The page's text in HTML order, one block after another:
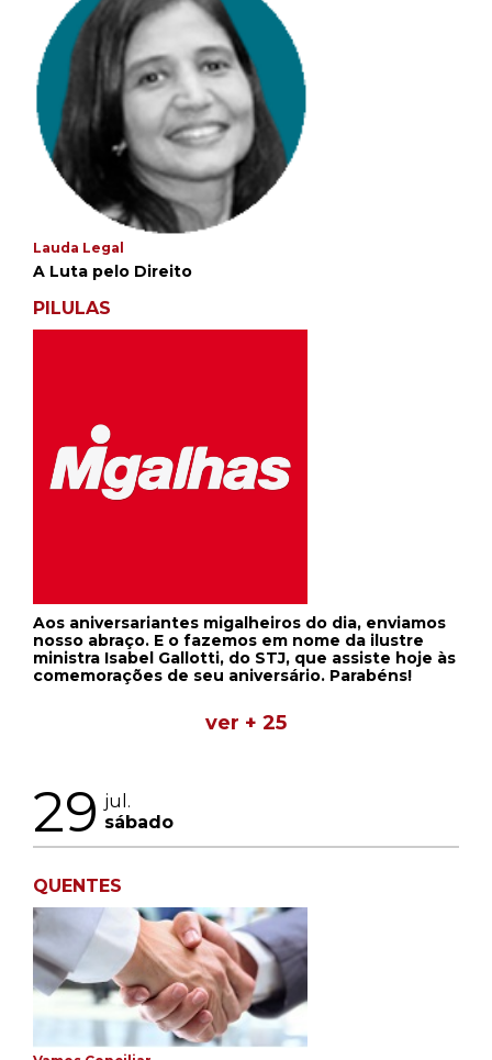
Lauda Legal
A Luta pelo Direito
PILULAS
Aos aniversariantes migalheiros do dia, enviamos
nosso abraço. E o fazemos em nome da ilustre
ministra Isabel Gallotti, do STJ, que assiste hoje às
comemorações de seu aniversário. Parabéns!
ver + 25
29 jul.
sábado
QUENTES